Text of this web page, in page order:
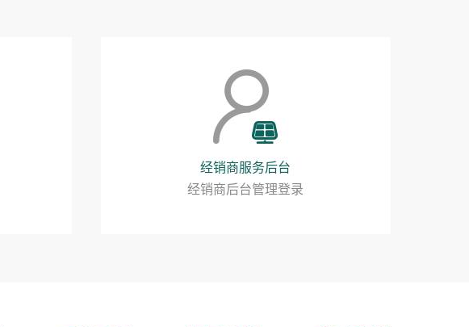
经销商服务后台
经销商后台管理登录